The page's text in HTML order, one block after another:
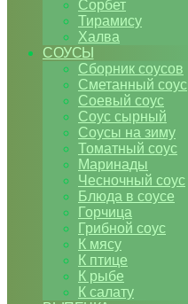
Сорбет
Тирамису
Халва
СОУСЫ
Сборник соусов
Сметанный соус
Соевый соус
Соус сырный
Соусы на зиму
Томатный соус
Маринады
Чесночный соус
Блюда в соусе
Горчица
Грибной соус
К мясу
К птице
К рыбе
К салату